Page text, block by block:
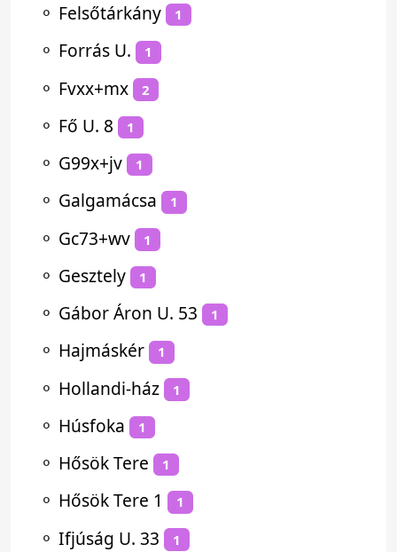
⚬ Felsőtárkány 1
⚬ Forrás U. 1
⚬ Fvxx+mx 2
⚬ Fő U. 8 1
⚬ G99x+jv 1
⚬ Galgamácsa 1
⚬ Gc73+wv 1
⚬ Gesztely 1
⚬ Gábor Áron U. 53 1
⚬ Hajmáskér 1
⚬ Hollandi-ház 1
⚬ Húsfoka 1
⚬ Hősök Tere 1
⚬ Hősök Tere 1 1
⚬ Ifjúság U. 33 1